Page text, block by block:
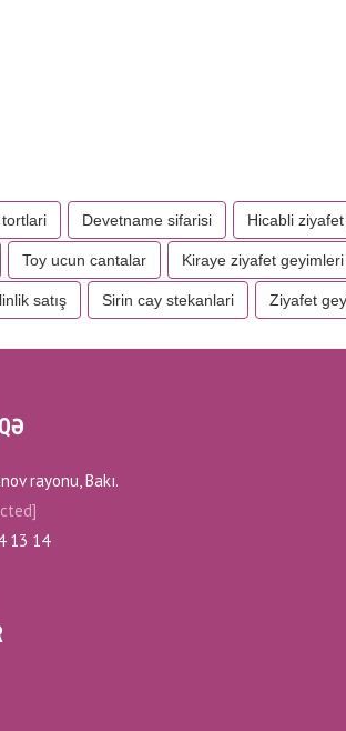
Devetname sifarisi Hicabli
Toy ucun cantalar Kiraye ziyafet
satış Sirin cay stekanlari Ziyafet
rayonu, Bakı.
13 14